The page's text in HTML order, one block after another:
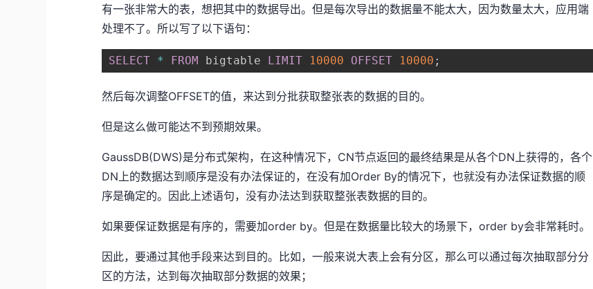
有一张非常大的表，想把其中的数据导出。但是每次导出的数据量不能太大，因为数量太大，应用端
处理不了。所以写了以下语句：
SELECT * FROM bigtable LIMIT 10000 OFFSET 10000 ;
然后每次调整OFFSET的值，来达到分批获取整张表的数据的目的。
但是这么做可能达不到预期效果。
GaussDB(DWS)是分布式架构，在这种情况下，CN节点返回的最终结果是从各个DN上获得的，各个
DN上的数据达到顺序是没有办法保证的，在没有加Order By的情况下，也就没有办法保证数据的顺
序是确定的。因此上述语句，没有办法达到获取整张表数据的目的。
如果要保证数据是有序的，需要加order by。但是在数据量比较大的场景下，order by会非常耗时。
因此，要通过其他手段来达到目的。比如，一般来说大表上会有分区，那么可以通过每次抽取部分分
区的方法，达到每次抽取部分数据的效果；